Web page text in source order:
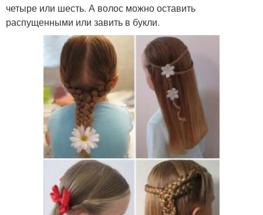
четыре или шесть. А волос можно оставить
распущенными или завить в букли.